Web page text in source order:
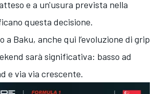
e a un'usura prevista nella
questa decisione.
a Baku, anche qui l’evoluzione di grip
sarà significativa: basso ad
e via via crescente.